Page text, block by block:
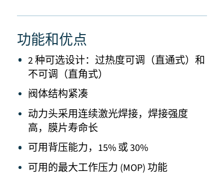
功能和优点
2 种可选设计：过热度可调（直通式）和
不可调（直角式）
阀体结构紧凑
动力头采用连续激光焊接，焊接强度
高，膜片寿命长
可用背压能力，15% 或 30%
可用的最大工作压力 (MOP) 功能